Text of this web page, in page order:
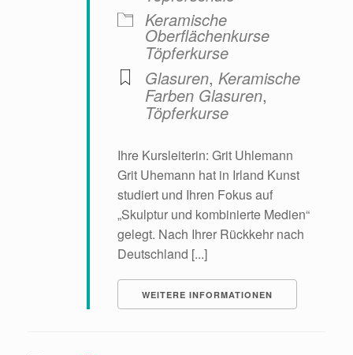
Keramische
Oberflächenkurse
Töpferkurse
Glasuren, Keramische
Farben Glasuren,
Töpferkurse
Ihre Kursleiterin: Grit Uhlemann
Grit Uhemann hat in Irland Kunst
studiert und Ihren Fokus auf
„Skulptur und kombinierte Medien“
gelegt. Nach Ihrer Rückkehr nach
Deutschland [...]
WEITERE INFORMATIONEN